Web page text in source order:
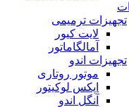
تجهیزات ترمیمی
لایت کیور
آمالگاماتور
تجهیزات اندو
موتور روتاری
اپکس لوکیتور
آنگل اندو